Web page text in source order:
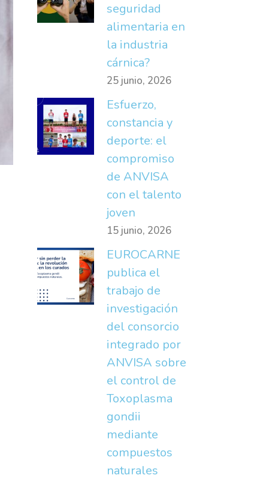
seguridad
alimentaria en
la industria
cárnica?
25 junio, 2026
Esfuerzo,
constancia y
deporte: el
compromiso
de ANVISA
con el talento
joven
15 junio, 2026
EUROCARNE
publica el
trabajo de
investigación
del consorcio
integrado por
ANVISA sobre
el control de
Toxoplasma
gondii
mediante
compuestos
naturales